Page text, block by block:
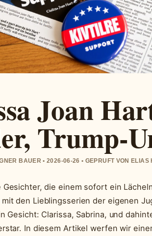
Joan
Trump-
BAUER • 2026-06-26 • GEPRUFT VON ELIAS
Gesichter, die einem sofort ein
den Lieblingsserien der eigenen
Gesicht: Clarissa, Sabrina, und
In diesem Artikel werfen wir